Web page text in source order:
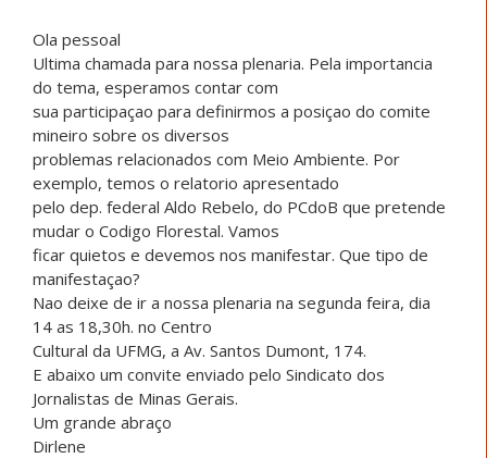
Ola pessoal
Ultima chamada para nossa plenaria. Pela importancia
do tema, esperamos contar com
sua participaçao para definirmos a posiçao do comite
mineiro sobre os diversos
problemas relacionados com Meio Ambiente. Por
exemplo, temos o relatorio apresentado
pelo dep. federal Aldo Rebelo, do PCdoB que pretende
mudar o Codigo Florestal. Vamos
ficar quietos e devemos nos manifestar. Que tipo de
manifestaçao?
Nao deixe de ir a nossa plenaria na segunda feira, dia
14 as 18,30h. no Centro
Cultural da UFMG, a Av. Santos Dumont, 174.
E abaixo um convite enviado pelo Sindicato dos
Jornalistas de Minas Gerais.
Um grande abraço
Dirlene